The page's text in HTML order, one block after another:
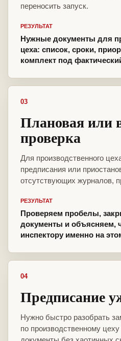
переносить запуск.
РЕЗУЛЬТАТ
Нужные документы для
цеха: список, сроки,
комплект под
03
Плановая или
проверка
Для производственного
предписания или
отсутствующих журналов,
РЕЗУЛЬТАТ
Проверяем пробелы,
документы и объясняем,
инспектору именно на
04
Предписание
Нужно быстро разобрать
по производственному цеху